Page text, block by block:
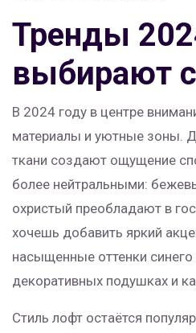
Тренды
выбирают
В 2024 году в центре
материалы и уютные зоны.
ткани создают ощущение
более нейтральными:
охристый преобладают в
хочешь добавить яркий
насыщенные оттенки синего
декоративных подушках и
Стиль лофт остаётся